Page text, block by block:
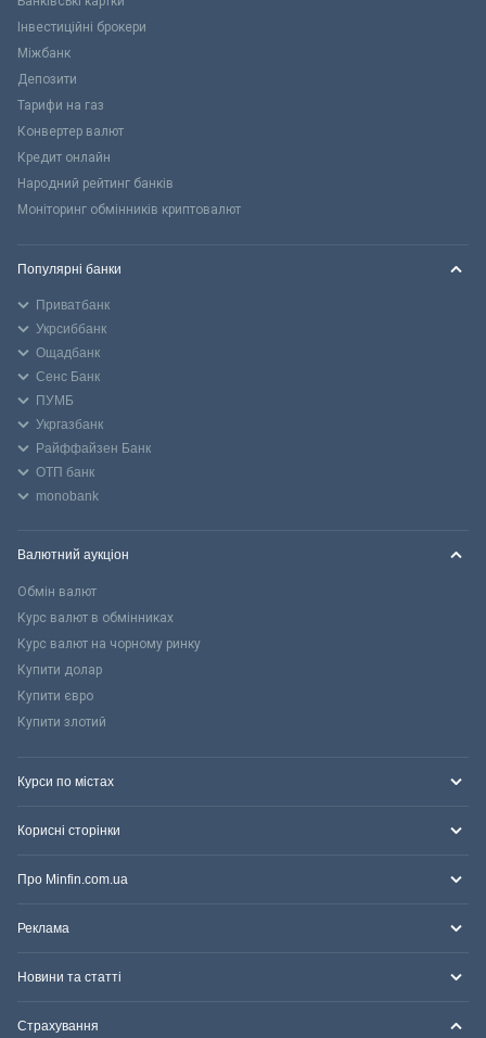
Інвестиційні брокери
Міжбанк
Депозити
Тарифи на газ
Конвертер валют
Кредит онлайн
Народний рейтинг банків
Моніторинг обмінників криптовалют
Популярні банки
Приватбанк
Укрсиббанк
Ощадбанк
Сенс Банк
ПУМБ
Укргазбанк
Райффайзен Банк
ОТП банк
monobank
Валютний аукціон
Обмін валют
Курс валют в обмінниках
Курс валют на чорному ринку
Купити долар
Купити євро
Купити злотий
Курси по містах
Корисні сторінки
Про Minfin.com.ua
Реклама
Новини та статті
Страхування